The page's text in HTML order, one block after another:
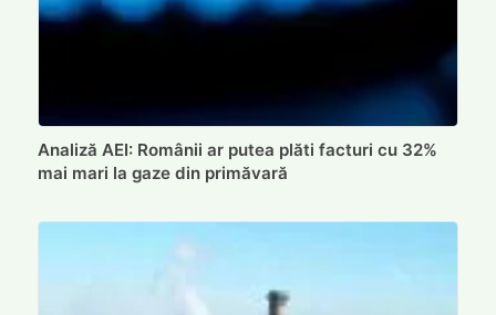
Analiză AEI: Românii ar putea plăti facturi cu 32%
mai mari la gaze din primăvară